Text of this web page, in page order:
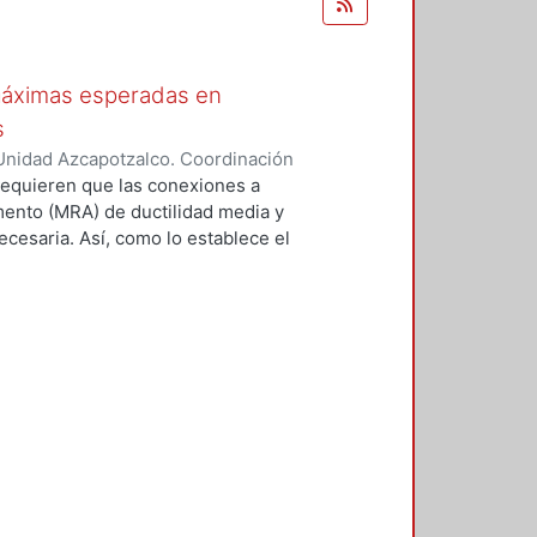
esperadas en
Azcapotzalco. Coordinación
Sandra que las conexiones a
(MRA) de ductilidad media y
Así, como lo establece el